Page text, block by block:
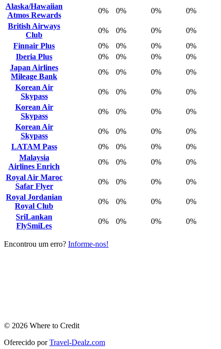
Alaska/Hawaiian
Atmos Rewards
0% 0% 0%
0%
British Airways
Club
0% 0% 0%
0%
Finnair Plus
0% 0% 0%
0%
Iberia Plus
0% 0% 0%
0%
Japan Airlines
Mileage Bank
0% 0% 0%
0%
Korean Air
Skypass
0% 0% 0%
0%
Korean Air
Skypass
0% 0% 0%
0%
Korean Air
Skypass
0% 0% 0%
0%
LATAM Pass
0% 0% 0%
0%
Malaysia
Airlines Enrich
0% 0% 0%
0%
Royal Air Maroc
Safar Flyer
0% 0% 0%
0%
Royal Jordanian
Royal Club
0% 0% 0%
0%
SriLankan
FlySmiLes
0% 0% 0% 0%
Encontrou um erro? Informe-nos!
© 2026 Where to Credit
Oferecido por Travel-Dealz.com